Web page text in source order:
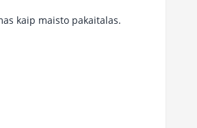
kaip maisto pakaitalas.